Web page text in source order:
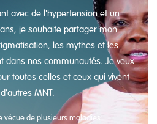
avec de l'hypertension et un
je souhaite partager mon
les mythes et les
dans nos communautés. Je veux
toutes celles et ceux qui vivent
MNT.
vécue de plusieurs maladies